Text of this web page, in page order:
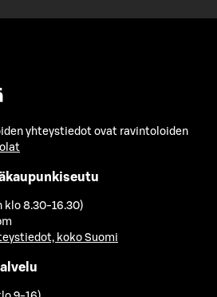
yhteystiedot ovat ravintoloiden
klo 8.30-16.30)
koko Suomi